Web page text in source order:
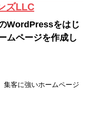
ズLLC
WordPressをはじ
ムページを作成し
集客に強いホームページ